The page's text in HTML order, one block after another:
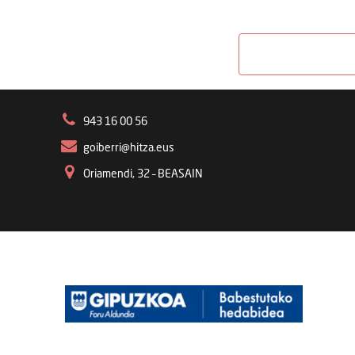
943 16 00 56
goiberri@hitza.eus
Oriamendi, 32 – BEASAIN